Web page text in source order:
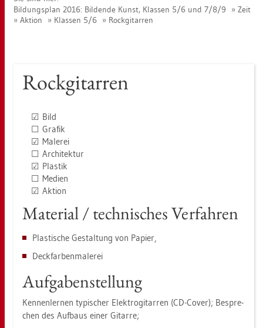
Bil­dungs­plan 2016: Bil­den­de Kunst, Klas­sen 5/6 und 7/8/9
Zeit
Ak­ti­on
Klas­sen 5/6 Rock­gi­tar­ren
Rock­gi­tar­ren
☑ Bild
☐ Gra­fik
☑ Ma­le­rei
☐ Ar­chi­tek­tur
☑ Plas­tik
☐ Me­di­en
☑ Ak­ti­on
Ma­te­ri­al / tech­ni­sches Ver­fah­ren
Plas­ti­sche Ge­stal­tung von Pa­pier,
Deck­far­ben­ma­le­rei
Auf­ga­ben­stel­lung
Ken­nen­ler­nen ty­pi­scher Elek­tro­gi­tar­ren (CD-Cover); Be­spre­
chen des Auf­baus einer Gi­tar­re;